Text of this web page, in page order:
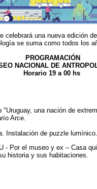
celebrará una nueva edición
se suma como todos los
PROGRAMACIÓN
NACIONAL DE
Horario 19 a 00 hs
una nación de
Arce.
Instalación de puzzle lumínico.
- Por el museo y ex – Casa
historia y sus habitaciones.